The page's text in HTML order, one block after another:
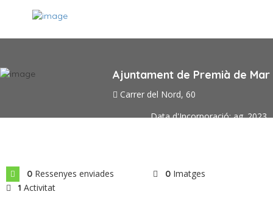
Ajuntament de Premià de Mar
Carrer del Nord, 60
Data d'Incorporació: ag. 2023
0 Ressenyes enviades 0 Imatges
1 Activitat